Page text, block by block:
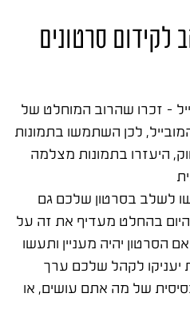
לקידום סרטונים
– זכרו שהרוב המוחלט של
יגיעו מהמובייל, לכן השתמשו בתמונות
היעזרו בתמונות מצלמה
לשלב בסרטון שלכם גם
בהחלט מעדיף את זה על
הסרטון יהיה מעניין ותעשו
יעניקו לקהל שלכם ערך
של מה אתם עושים, או